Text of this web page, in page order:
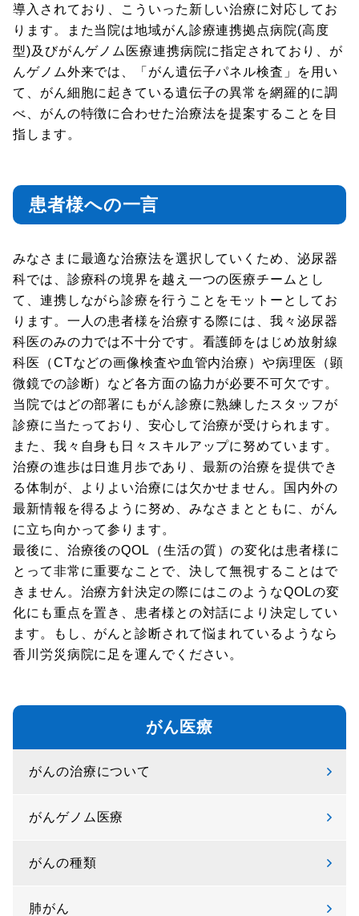
導入されており、こういった新しい治療に対応してお
ります。また当院は地域がん診療連携拠点病院(高度
型)及びがんゲノム医療連携病院に指定されており、が
んゲノム外来では、「がん遺伝子パネル検査」を用い
て、がん細胞に起きている遺伝子の異常を網羅的に調
べ、がんの特徴に合わせた治療法を提案することを目
指します。
患者様への一言
みなさまに最適な治療法を選択していくため、泌尿器
科では、診療科の境界を越え一つの医療チームとし
て、連携しながら診療を行うことをモットーとしてお
ります。一人の患者様を治療する際には、我々泌尿器
科医のみの力では不十分です。看護師をはじめ放射線
科医（CTなどの画像検査や血管内治療）や病理医（顕
微鏡での診断）など各方面の協力が必要不可欠です。
当院ではどの部署にもがん診療に熟練したスタッフが
診療に当たっており、安心して治療が受けられます。
また、我々自身も日々スキルアップに努めています。
治療の進歩は日進月歩であり、最新の治療を提供でき
る体制が、よりよい治療には欠かせません。国内外の
最新情報を得るように努め、みなさまとともに、がん
に立ち向かって参ります。
最後に、治療後のQOL（生活の質）の変化は患者様に
とって非常に重要なことで、決して無視することはで
きません。治療方針決定の際にはこのようなQOLの変
化にも重点を置き、患者様との対話により決定してい
ます。もし、がんと診断されて悩まれているようなら
香川労災病院に足を運んでください。
がん医療
がんの治療について
がんゲノム医療
がんの種類
肺がん